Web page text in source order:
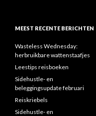
MEEST RECENTE BERICHTEN
Wasteless Wednesday:
herbruikbare wattenstaafjes
Leestips reisboeken
Sidehustle- en
beleggingsupdate februari
Reiskriebels
Sidehustle- en